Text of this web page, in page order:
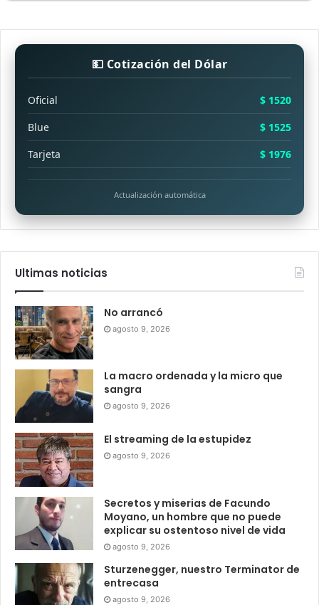
💵 Cotización del Dólar
Oficial
$ 1520
Blue
$ 1525
Tarjeta
$ 1976
Actualización automática
Ultimas noticias
No arrancó
agosto 9, 2026
La macro ordenada y la micro que
sangra
agosto 9, 2026
El streaming de la estupidez
agosto 9, 2026
Secretos y miserias de Facundo
Moyano, un hombre que no puede
explicar su ostentoso nivel de vida
agosto 9, 2026
Sturzenegger, nuestro Terminator de
entrecasa
agosto 9, 2026